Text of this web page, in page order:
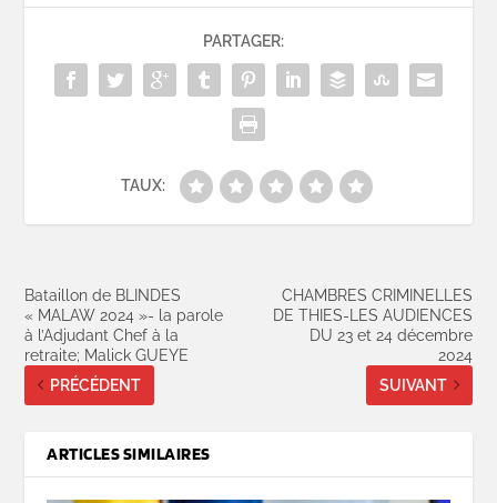
PARTAGER:
TAUX:
Bataillon de BLINDES
« MALAW 2024 »- la parole
à l’Adjudant Chef à la
retraite; Malick GUEYE
PRÉCÉDENT
CHAMBRES CRIMINELLES
DE THIES-LES AUDIENCES
DU 23 et 24 décembre
2024
SUIVANT
ARTICLES SIMILAIRES